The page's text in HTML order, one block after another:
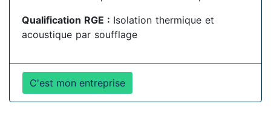
Qualification RGE : Isolation thermique et
acoustique par soufflage
C'est mon entreprise